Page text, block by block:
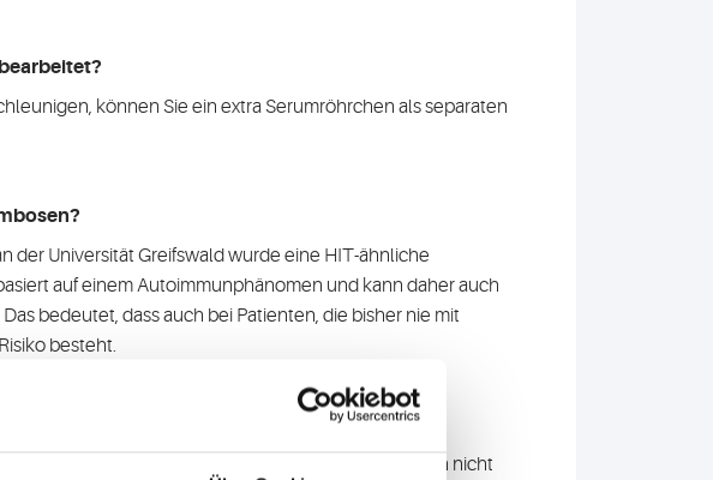
können Sie ein extra Serumröhrchen als separaten
der Universität Greifswald wurde eine HIT-ähnliche
auf einem Autoimmunphänomen und kann daher auch
bedeutet, dass auch bei Patienten, die bisher nie mit
besteht.
Erkrankungen assoziiert?
und Lungenembolien bei Geimpften nicht